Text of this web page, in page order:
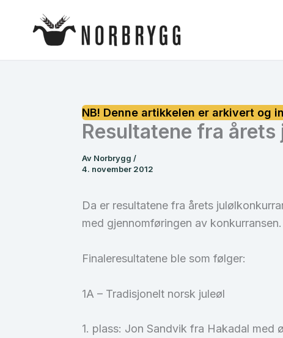
Resultatene fra
Av Norbrygg /
4. november 2012
Da er resultatene fra årets
med gjennomføringen av konkurransen.
Finaleresultatene ble som følger:
1A – Tradisjonelt norsk juleøl
1. plass: Jon Sandvik fra Hakadal med